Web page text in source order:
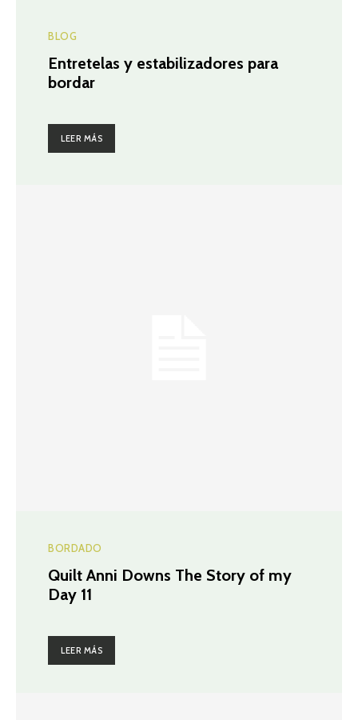
BLOG
Entretelas y estabilizadores para
bordar
LEER MÁS
BORDADO
Quilt Anni Downs The Story of my
Day 11
LEER MÁS